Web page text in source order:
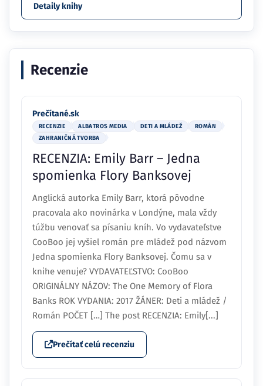
Detaily knihy
Recenzie
Prečítané.sk
RECENZIE ALBATROS MEDIA DETI A MLÁDEŽ
ROMÁN
ZAHRANIČNÁ TVORBA
RECENZIA: Emily Barr – Jedna
spomienka Flory Banksovej
Anglická autorka Emily Barr, ktorá pôvodne
pracovala ako novinárka v Londýne, mala vždy
túžbu venovať sa písaniu kníh. Vo vydavateľstve
CooBoo jej vyšiel román pre mládež pod názvom
Jedna spomienka Flory Banksovej. Čomu sa v
knihe venuje? VYDAVATEĽSTVO: CooBoo
ORIGINÁLNY NÁZOV: The One Memory of Flora
Banks ROK VYDANIA: 2017 ŽÁNER: Deti a mládež /
Román POČET […] The post RECENZIA: Emily[...]
Prečítať celú recenziu